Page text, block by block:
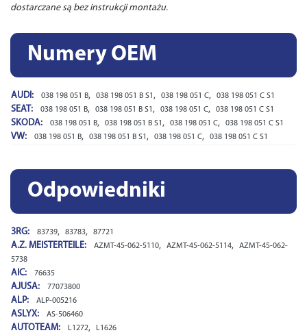
dostarczane są bez instrukcji montażu.
Numery OEM
AUDI: 038 198 051 B, 038 198 051 B S1 , 038 198 051 C, 038 198 051 C S1
SEAT: 038 198 051 B, 038 198 051 B S1 , 038 198 051 C, 038 198 051 C S1
SKODA: 038 198 051 B, 038 198 051 B S1 , 038 198 051 C, 038 198 051 C S1
VW: 038 198 051 B, 038 198 051 B S1 , 038 198 051 C, 038 198 051 C S1
Odpowiedniki
3RG: 83739, 83783, 87721
A.Z. MEISTERTEILE: AZMT-45-062-5110, AZMT-45-062-5114,
AZMT-45-062-
5738
AIC: 76635
AJUSA: 77073800
ALP: ALP-005216
ASLYX: AS-506460
AUTOTEAM: L1272, L1626